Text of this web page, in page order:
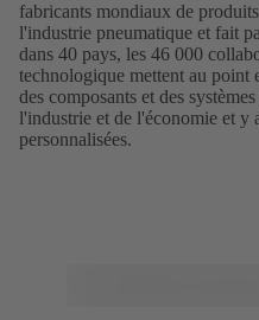
fabricants mondiaux de
l'industrie pneumatique et fait
dans 40 pays, les 46 000
technologique mettent au point
des composants et des
l'industrie et de l'économie et y
personnalisées.